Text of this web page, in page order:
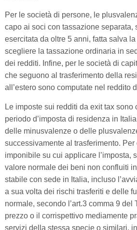
Per le società di persone, le
capo ai soci con tassazione separata,
esercitata da oltre 5 anni, fatta salva
scegliere la tassazione ordinaria in
dei redditi. Infine, per le società di
che seguono al trasferimento della
all’estero sono computate nel reddito
Le imposte sui redditi da exit tax sono
periodo d’imposta di residenza in
delle minusvalenze o delle
successivamente al trasferimento.
imponibile su cui applicare l’imposta,
valore normale dei beni non confluiti
stabile con sede in Italia, incluso
a sua volta dei rischi trasferiti e delle
normale, secondo l’art.3 comma 9 del
prezzo o il corrispettivo mediamente
servizi della stessa specie o similari,